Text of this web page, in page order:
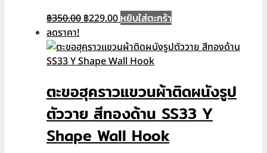
฿350.00 Original
was:
฿350.00.
฿229.00Current
is:
฿229.00.
หยิบใส่ตะกร้า
ลดราคา!
ตะขอฮุคราวแขวนผ้าติดผนังรูป
ตัววาย สีทองด้าน SS33 Y
Shape Wall Hook